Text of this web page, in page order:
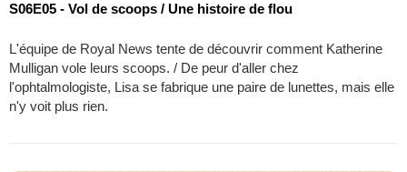
S06E05 - Vol de scoops / Une histoire de flou
L'équipe de Royal News tente de découvrir comment Katherine
Mulligan vole leurs scoops. / De peur d'aller chez
l'ophtalmologiste, Lisa se fabrique une paire de lunettes, mais elle
n'y voit plus rien.